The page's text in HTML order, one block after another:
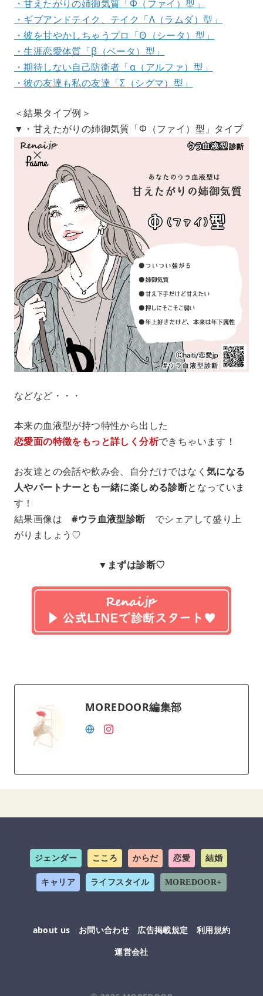
・甘えたがりの姉御気質「Φ（ファイ）型」
・ギブアンドテイク、テイク「Λ（ラムダ）型」
・彼を甘やかしちゃうプロ「Θ（シータ）型」
・生涯恋愛体質「β（ベータ）型」
・期待しない自己防衛者「α（アルファ）型」
・彼の友達も私の友達「Σ（シグマ）型」
＜結果タイプ例＞
▼・甘えたがりの姉御気質「Φ（ファイ）型」タイプ
などなど・・・
本来の血液型が持つ特性から出した
恋愛面の特徴をもっと詳しく分析できちゃいます！
お友達との会話や飲み会、自分だけではなく 気になる
人やパートナーとも一緒に楽しめる診断となっていま
す！
結果画像は#ウラ血液型診断 でシェアして盛り上
がりましょう♡
▼まずは診断♡
MOREDOOR編集部
ジェンダー こころ からだ 恋愛 結婚
キャリア ライフスタイル MOREDOOR+
about us お問い合わせ 広告掲載規定
利用規約
運営会社